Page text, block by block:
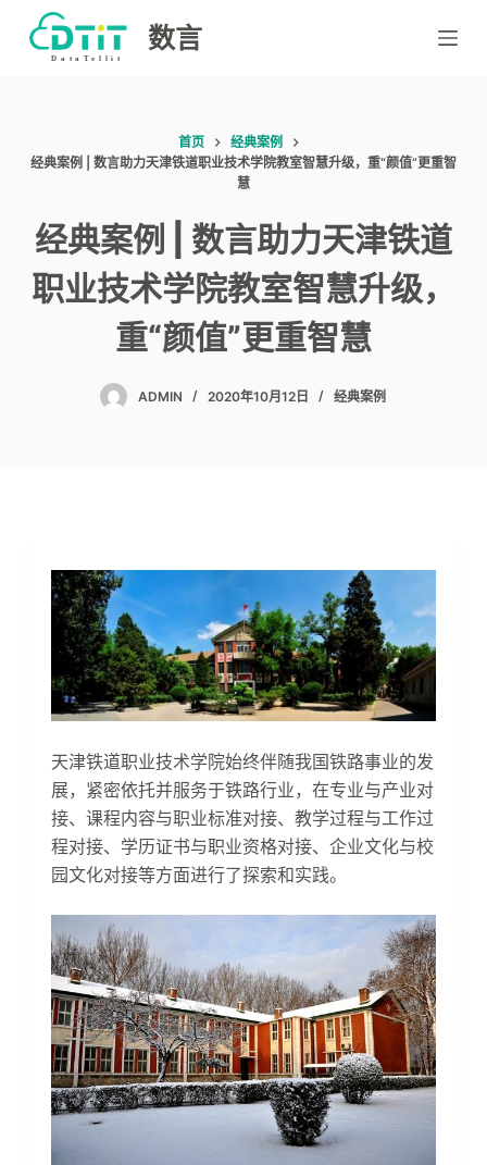
跳
过
数言
首页
经典案例
经典案例 | 数言助力天津铁道职业技术学院教室智慧升级，重“颜值”更重智
慧
经典案例 | 数言助力天津铁道
职业技术学院教室智慧升级，
重“颜值”更重智慧
ADMIN 2020年10月12日 经典案例
天津铁道职业技术学院始终伴随我国铁路事业的发
展，紧密依托并服务于铁路行业，在专业与产业对
接、课程内容与职业标准对接、教学过程与工作过
程对接、学历证书与职业资格对接、企业文化与校
园文化对接等方面进行了探索和实践。